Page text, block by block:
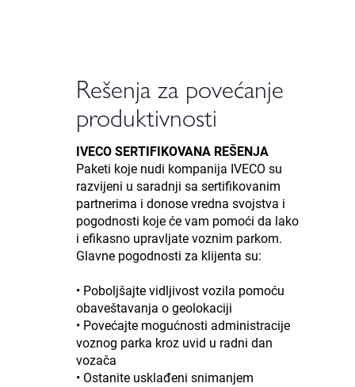
Rešenja za povećanje
produktivnosti
IVECO SERTIFIKOVANA REŠENJA
Paketi koje nudi kompanija IVECO su
razvijeni u saradnji sa sertifikovanim
partnerima i donose vredna svojstva i
pogodnosti koje će vam pomoći da lako
i efikasno upravljate voznim parkom.
Glavne pogodnosti za klijenta su:
• Poboljšajte vidljivost vozila pomoću
obaveštavanja o geolokaciji
• Povećajte mogućnosti administracije
voznog parka kroz uvid u radni dan
vozača
• Ostanite usklađeni snimanjem